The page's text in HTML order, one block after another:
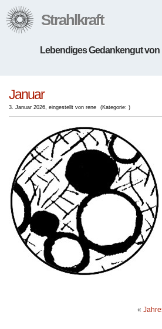
Strahlkraft
Lebendiges Gedankengut von
Januar
3. Januar 2026, eingestellt von rene (Kategorie: )
«